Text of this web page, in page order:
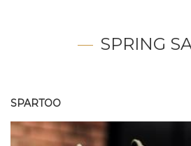
SPRING
SPARTOO